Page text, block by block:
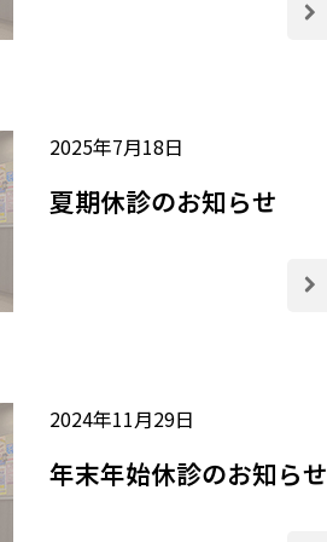
2025年7月18日
夏期休診のお知らせ
2024年11月29日
年末年始休診のお知らせ